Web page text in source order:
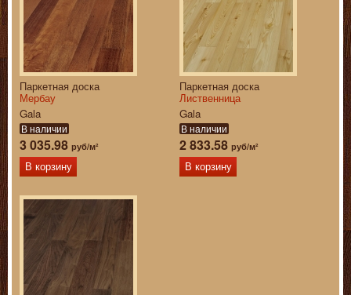
Паркетная доска
Мербау
Gala
В наличии
3 035.98 руб/м²
В корзину
Паркетная доска
Лиственница
Gala
В наличии
2 833.58 руб/м²
В корзину